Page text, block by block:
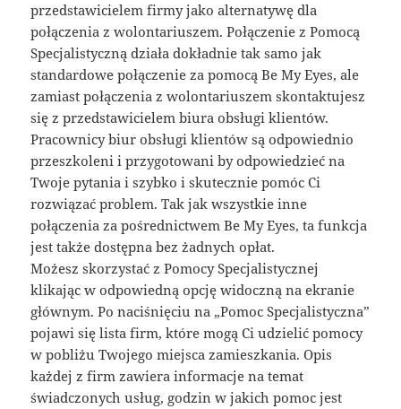
przedstawicielem firmy jako alternatywę dla
połączenia z wolontariuszem. Połączenie z Pomocą
Specjalistyczną działa dokładnie tak samo jak
standardowe połączenie za pomocą Be My Eyes, ale
zamiast połączenia z wolontariuszem skontaktujesz
się z przedstawicielem biura obsługi klientów.
Pracownicy biur obsługi klientów są odpowiednio
przeszkoleni i przygotowani by odpowiedzieć na
Twoje pytania i szybko i skutecznie pomóc Ci
rozwiązać problem. Tak jak wszystkie inne
połączenia za pośrednictwem Be My Eyes, ta funkcja
jest także dostępna bez żadnych opłat.
Możesz skorzystać z Pomocy Specjalistycznej
klikając w odpowiedną opcję widoczną na ekranie
głównym. Po naciśnięciu na „Pomoc Specjalistyczna”
pojawi się lista firm, które mogą Ci udzielić pomocy
w pobliżu Twojego miejsca zamieszkania. Opis
każdej z firm zawiera informacje na temat
świadczonych usług, godzin w jakich pomoc jest